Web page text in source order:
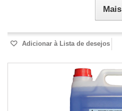
Mais
Adicionar à Lista de desejos